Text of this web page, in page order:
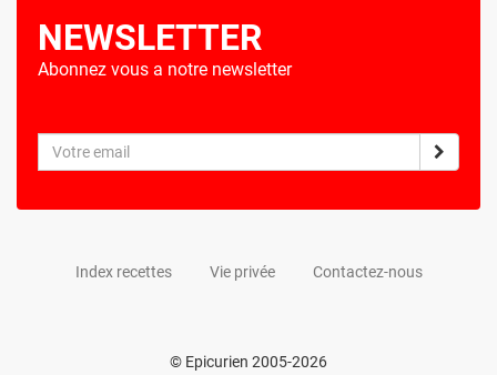
NEWSLETTER
Abonnez vous a notre newsletter
Index recettes Vie privée Contactez-nous
© Epicurien 2005-2026